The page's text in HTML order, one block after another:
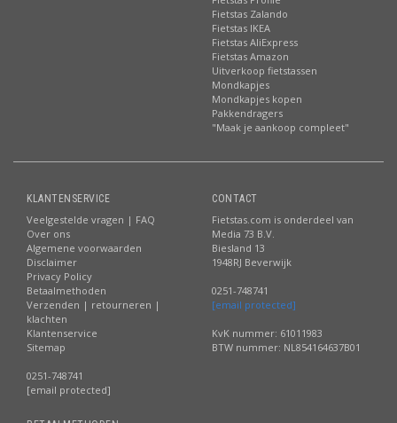
Fietstas Zalando
Fietstas IKEA
Fietstas AliExpress
Fietstas Amazon
Uitverkoop fietstassen
Mondkapjes
Mondkapjes kopen
Pakkendragers
"Maak je aankoop compleet"
KLANTENSERVICE
Veelgestelde vragen | FAQ
Over ons
Algemene voorwaarden
Disclaimer
Privacy Policy
Betaalmethoden
Verzenden | retourneren |
klachten
Klantenservice
Sitemap
0251-748741
[email protected]
CONTACT
Fietstas.com is onderdeel van
Media 73 B.V.
Biesland 13
1948RJ Beverwijk
0251-748741
[email protected]
KvK nummer: 61011983
BTW nummer: NL854164637B01